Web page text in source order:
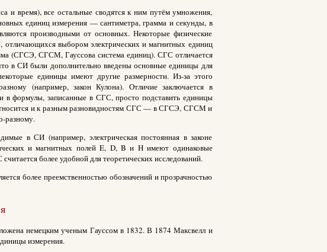
и время), все остальные сводятся к ним путём умножения,
единиц измерения — сантиметра, грамма и секунды, в
производными от основных. Некоторые физические
отличающихся выбором электрических и магнитных единиц
(СГСЭ, СГСМ, Гауссова система единиц). СГС отличается
в СИ были дополнительно введены основные единицы для
единицы имеют другие размерности. Из-за этого
(например, закон Кулона). Отличие заключается в
в формулы, записанные в СГС, просто подставить единицы
и к разным разновидностям СГС — в СГСЭ, СГСМ и
разному.
в СИ (например, электрическая постоянная в законе
и магнитных полей E, D, B и H имеют одинаковые
более удобной для теоретических исследований.
более преемственностью обозначений и прозрачностью
немецким ученым Гауссом в 1832. В 1874 Максвелл и
измерения.